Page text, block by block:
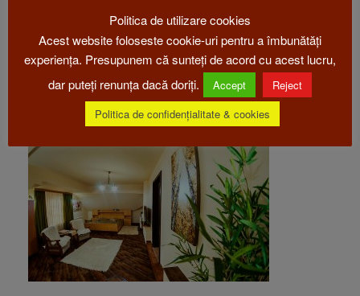
Politica de utilizare cookies
Acest website foloseste cookie-uri pentru a îmbunătăți
experiența. Presupunem că sunteți de acord cu acest lucru,
dar puteți renunța dacă doriți.
Accept
Reject
Politica de confidențialitate & cookies